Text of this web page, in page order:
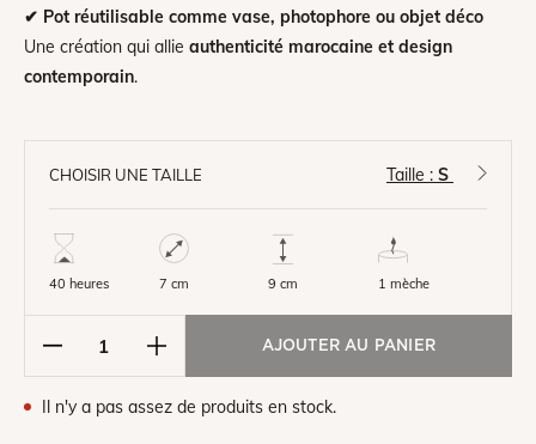
✔ Pot réutilisable comme vase, photophore ou objet déco
Une création qui allie authenticité marocaine et design
contemporain.
CHOISIR UNE TAILLE Taille : S
40 heures 7 cm 9 cm 1 mèche
AJOUTER AU PANIER
Il n'y a pas assez de produits en stock.